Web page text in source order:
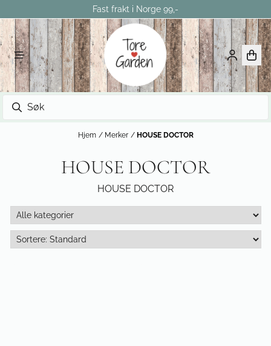
Fast frakt i Norge 99,-
Hjem / Merker / HOUSE DOCTOR
HOUSE DOCTOR
HOUSE DOCTOR